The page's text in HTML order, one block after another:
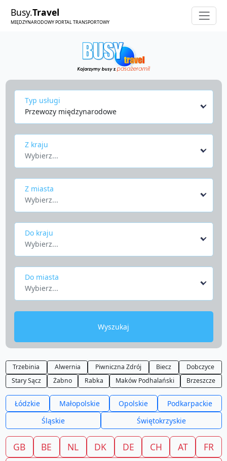
Busy.Travel
MIĘDZYNARODOWY PORTAL TRANSPORTOWY
Typ usługi
Przewozy międzynarodowe
Z kraju
Wybierz...
Z miasta
Wybierz...
Do kraju
Wybierz...
Do miasta
Wybierz...
Wyszukaj
Trzebinia Alwernia Piwniczna Zdrój Biecz
Dobczyce
Stary Sącz
Żabno Rabka Maków Podhalański Brzeszcze
Łódzkie Małopolskie Opolskie
Podkarpackie
Śląskie
Świętokrzyskie
GB BE NL DK DE CH AT
FR